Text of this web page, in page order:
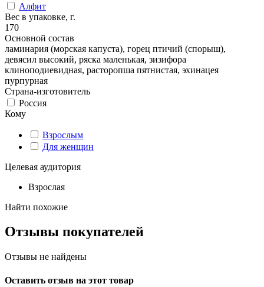
Алфит
Вес в упаковке, г.
170
Основной состав
ламинария (морская капуста), горец птичий (спорыш),
девясил высокий, ряска маленькая, зизифора
клиноподиевидная, расторопша пятнистая, эхинацея
пурпурная
Страна-изготовитель
Россия
Кому
Взрослым
Для женщин
Целевая аудитория
Взрослая
Найти похожие
Отзывы покупателей
Отзывы не найдены
Оставить отзыв на этот товар